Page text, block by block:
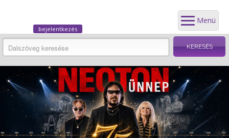
Menü
bejelentkezés